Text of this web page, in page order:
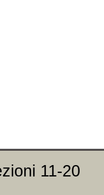
11-20